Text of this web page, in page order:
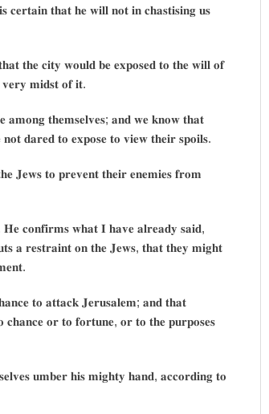
𝐭𝐡𝐚𝐭 𝐡𝐞 𝐰𝐢𝐥𝐥 𝐧𝐨𝐭 𝐢𝐧 𝐜𝐡𝐚𝐬𝐭𝐢𝐬𝐢𝐧𝐠 𝐮𝐬
𝐭𝐡𝐞 𝐜𝐢𝐭𝐲 𝐰𝐨𝐮𝐥𝐝 𝐛𝐞 𝐞𝐱𝐩𝐨𝐬𝐞𝐝 𝐭𝐨 𝐭𝐡𝐞 𝐰𝐢𝐥𝐥 𝐨𝐟
𝐦𝐢𝐝𝐬𝐭 𝐨𝐟 𝐢𝐭.
𝐚𝐦𝐨𝐧𝐠 𝐭𝐡𝐞𝐦𝐬𝐞𝐥𝐯𝐞𝐬; 𝐚𝐧𝐝 𝐰𝐞 𝐤𝐧𝐨𝐰 𝐭𝐡𝐚𝐭
𝐝𝐚𝐫𝐞𝐝 𝐭𝐨 𝐞𝐱𝐩𝐨𝐬𝐞 𝐭𝐨 𝐯𝐢𝐞𝐰 𝐭𝐡𝐞𝐢𝐫 𝐬𝐩𝐨𝐢𝐥𝐬.
𝐉𝐞𝐰𝐬 𝐭𝐨 𝐩𝐫𝐞𝐯𝐞𝐧𝐭 𝐭𝐡𝐞𝐢𝐫 𝐞𝐧𝐞𝐦𝐢𝐞𝐬 𝐟𝐫𝐨𝐦
𝐇𝐞 𝐜𝐨𝐧𝐟𝐢𝐫𝐦𝐬 𝐰𝐡𝐚𝐭 𝐈 𝐡𝐚𝐯𝐞 𝐚𝐥𝐫𝐞𝐚𝐝𝐲 𝐬𝐚𝐢𝐝,
𝐚 𝐫𝐞𝐬𝐭𝐫𝐚𝐢𝐧𝐭 𝐨𝐧 𝐭𝐡𝐞 𝐉𝐞𝐰𝐬, 𝐭𝐡𝐚𝐭 𝐭𝐡𝐞𝐲 𝐦𝐢𝐠𝐡𝐭
𝐭𝐨 𝐚𝐭𝐭𝐚𝐜𝐤 𝐉𝐞𝐫𝐮𝐬𝐚𝐥𝐞𝐦; 𝐚𝐧𝐝 𝐭𝐡𝐚𝐭
𝐨𝐫 𝐭𝐨 𝐟𝐨𝐫𝐭𝐮𝐧𝐞, 𝐨𝐫 𝐭𝐨 𝐭𝐡𝐞 𝐩𝐮𝐫𝐩𝐨𝐬𝐞𝐬
𝐮𝐦𝐛𝐞𝐫 𝐡𝐢𝐬 𝐦𝐢𝐠𝐡𝐭𝐲 𝐡𝐚𝐧𝐝, 𝐚𝐜𝐜𝐨𝐫𝐝𝐢𝐧𝐠 𝐭𝐨